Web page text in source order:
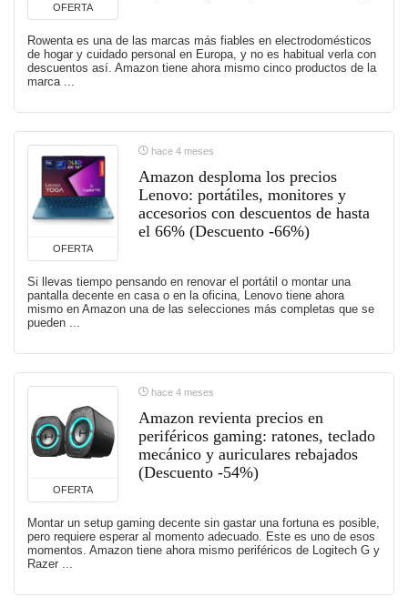
OFERTA
Rowenta es una de las marcas más fiables en electrodomésticos
de hogar y cuidado personal en Europa, y no es habitual verla con
descuentos así. Amazon tiene ahora mismo cinco productos de la
marca ...
OFERTA
hace 4 meses
Amazon desploma los precios
Lenovo: portátiles, monitores y
accesorios con descuentos de hasta
el 66% (Descuento -66%)
Si llevas tiempo pensando en renovar el portátil o montar una
pantalla decente en casa o en la oficina, Lenovo tiene ahora
mismo en Amazon una de las selecciones más completas que se
pueden ...
OFERTA
hace 4 meses
Amazon revienta precios en
periféricos gaming: ratones, teclado
mecánico y auriculares rebajados
(Descuento -54%)
Montar un setup gaming decente sin gastar una fortuna es posible,
pero requiere esperar al momento adecuado. Este es uno de esos
momentos. Amazon tiene ahora mismo periféricos de Logitech G y
Razer ...